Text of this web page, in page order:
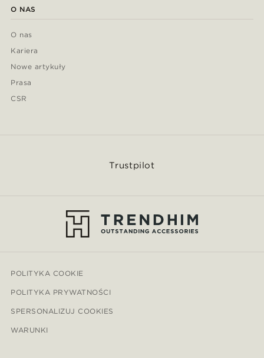
O NAS
O nas
Kariera
Nowe artykuły
Prasa
CSR
Trustpilot
POLITYKA COOKIE
POLITYKA PRYWATNOŚCI
SPERSONALIZUJ COOKIES
WARUNKI